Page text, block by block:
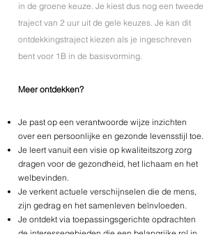
in de groene keuze. Je kiest dus nog een tweede
traject van 2 uur uit de gele keuzes. Je kan dit
ontdekkingstraject kiezen als je ingeschreven
bent voor 1B in de basisvorming.
Meer ontdekken?
Je past op een verantwoorde wijze inzichten
over een persoonlijke en gezonde levensstijl toe.
Je leert vanuit een visie op kwaliteitszorg zorg
dragen voor de gezondheid, het lichaam en het
welbevinden.
Je verkent actuele verschijnselen die de mens,
zijn gedrag en het samenleven beïnvloeden.
Je ontdekt via toepassingsgerichte opdrachten
de interessegebieden die een belangrijke rol in